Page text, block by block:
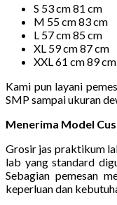
S 53 cm 81 cm
M 55 cm 83 cm
L 57 cm 85 cm
XL 59 cm 87 cm
XXL 61 cm 89 cm
Kami pun layani
SMP sampai ukuran
Menerima Model
Grosir jas praktikum
lab yang standard
Sebagian pemesan
keperluan dan